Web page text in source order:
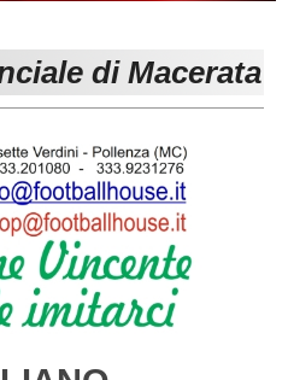
Carica la tua Rosa
di Macerata